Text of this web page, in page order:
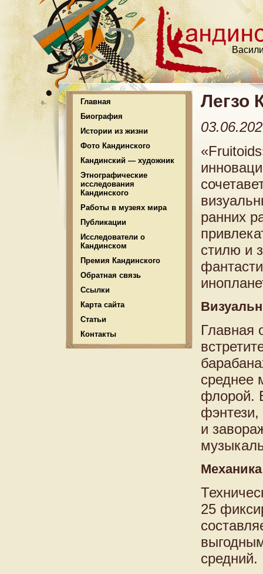
Главная
Биография
Истории из жизни
Фото Кандинского
Кандинский — художник
Этнографические
исследования
Кандинского
Работы в музеях мира
Публикации
Исследователи о
Кандинском
Премия Кандинского
Обратная связь
Ссылки
Карта сайта
Статьи
Контакты
Легзо
ранних
стилю и
Главная
среднее
флорой.
и
25
средний.